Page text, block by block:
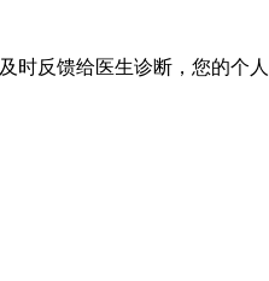
时反馈给医生诊断，您的个人